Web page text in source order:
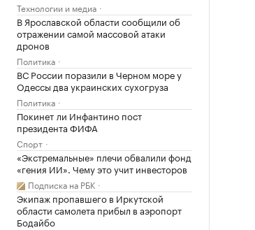
Технологии и медиа
В Ярославской области сообщили об
отражении самой массовой атаки
дронов
Политика
ВС России поразили в Черном море у
Одессы два украинских сухогруза
Политика
Покинет ли Инфантино пост
президента ФИФА
Спорт
«Экстремальные» плечи обвалили фонд
«гения ИИ». Чему это учит инвесторов
Подписка на РБК
Экипаж пропавшего в Иркутской
области самолета прибыл в аэропорт
Бодайбо